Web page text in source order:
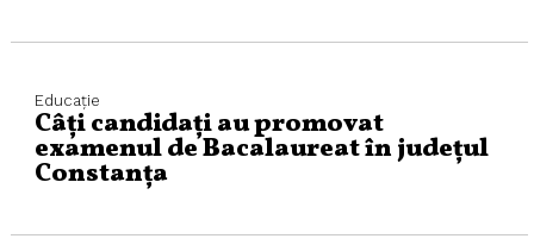
Educaţie
Câți candidați au promovat
examenul de Bacalaureat în județul
Constanța